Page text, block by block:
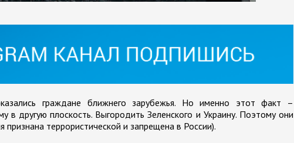
граждане ближнего зарубежья. Но именно этот факт –
в другую плоскость. Выгородить Зеленского и Украину. Поэтому они
террористической и запрещена в России).